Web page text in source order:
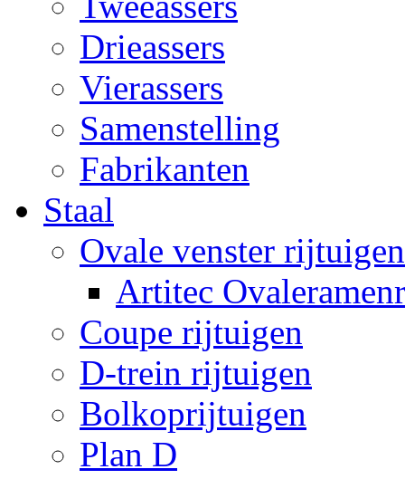
Drieassers
Vierassers
Samenstelling
Fabrikanten
Staal
Ovale venster rijtuigen
Artitec
Coupe rijtuigen
D-trein rijtuigen
Bolkoprijtuigen
Plan D